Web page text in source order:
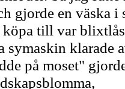
gjorde en väska i
köpa till var
symaskin klarade
på moset"